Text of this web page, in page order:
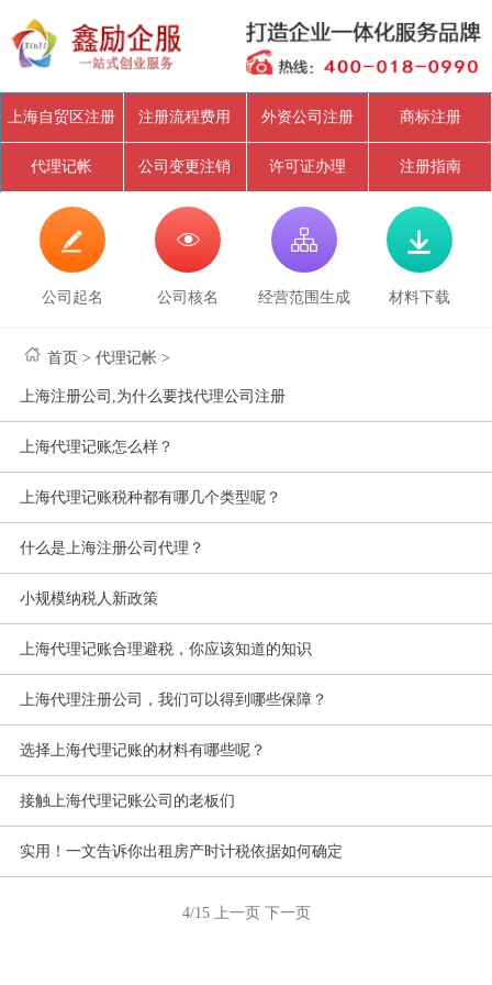
上海自贸区注册 注册流程费用 外资公司注册 商标注册
代理记帐 公司变更注销 许可证办理 注册指南

公司起名

公司核名

经营范围生成

材料下载
首页 >代理记帐 >
上海注册公司,为什么要找代理公司注册
上海代理记账怎么样？
上海代理记账税种都有哪几个类型呢？
什么是上海注册公司代理？
小规模纳税人新政策
上海代理记账合理避税，你应该知道的知识
上海代理注册公司，我们可以得到哪些保障？
选择上海代理记账的材料有哪些呢？
接触上海代理记账公司的老板们
实用！一文告诉你出租房产时计税依据如何确定
4/15 上一页 下一页